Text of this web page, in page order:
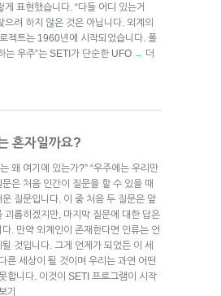
표현했습니다. “다들 어디 있는거
으려 하지 않은 것은 아닙니다. 외계의
젝트는 1960년에 시작되었습니다. 폴
는 우주”는 SETI가 단순한 UFO → 더
혼자일까요?
왜 여기에 있는가?” “우주에는 우리만
은 처음 인간이 질문을 할 수 있을 때
질문입니다. 이 중 처음 두 질문은 앞
괴롭히겠지만, 마지막 질문에 대한 답은
. 만약 외계인이 존재한다면 인류는 언
것입니다. 그게 언제가 되었든 이 세
른 세상이 될 것이며 우리는 과연 어떤
합니다. 이것이 SETI 프로그램이 시작
기